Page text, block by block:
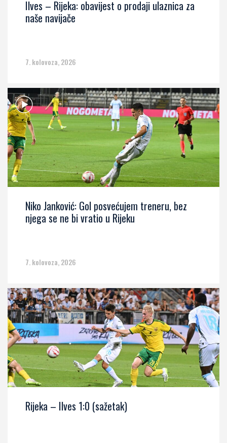
Ilves – Rijeka: obavijest o prodaji ulaznica za
naše navijače
7. kolovoza, 2026
Niko Janković: Gol posvećujem treneru, bez
njega se ne bi vratio u Rijeku
7. kolovoza, 2026
Rijeka – Ilves 1:0 (sažetak)